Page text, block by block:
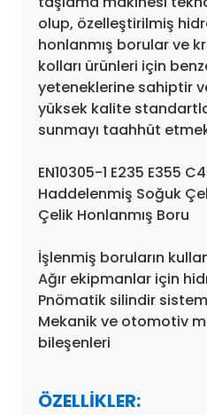
olup, özelleştirilmiş
honlanmış borular ve
kolları ürünleri için
yeteneklerine sahiptir
yüksek kalite
sunmayı taahhüt
EN10305-1 E235 E355
Haddelenmiş Soğuk
Çelik Honlanmış Boru
İşlenmiş boruların
Ağır ekipmanlar için
Pnömatik silindir
Mekanik ve otomotiv
bileşenleri
ÖZELLİKLER: